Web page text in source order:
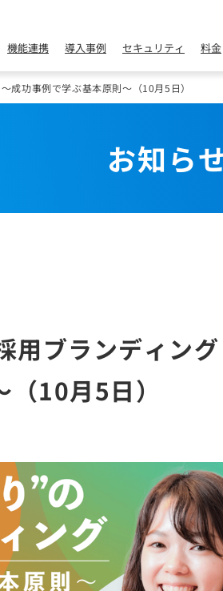
機能連携 導入事例 セキュリティ 料金
成功事例で学ぶ基本原則～（10月5日）
お知ら
用ブランディン
10月5日）